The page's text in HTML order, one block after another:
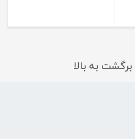
برگشت به بالا